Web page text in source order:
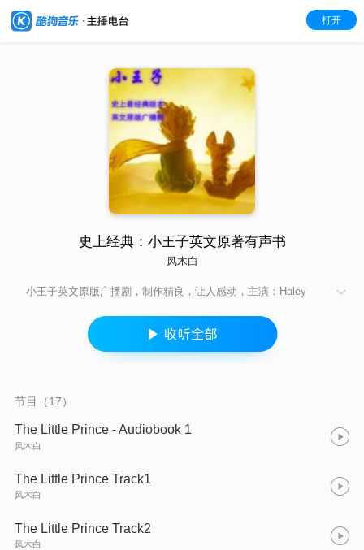
打开
史上经典：小王子英文原著有声书
风木白
小王子英文原版广播剧，制作精良，让人感动，主演：Haley
节目（17）
The Little Prince - Audiobook 1
风木白
The Little Prince Track1
风木白
The Little Prince Track2
风木白